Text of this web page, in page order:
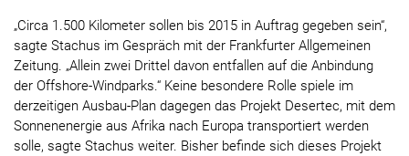
„Circa 1.500 Kilometer sollen bis 2015 in Auftrag gegeben sein“,
sagte Stachus im Gespräch mit der Frankfurter Allgemeinen
Zeitung. „Allein zwei Drittel davon entfallen auf die Anbindung
der Offshore-Windparks.“ Keine besondere Rolle spiele im
derzeitigen Ausbau-Plan dagegen das Projekt Desertec, mit dem
Sonnenenergie aus Afrika nach Europa transportiert werden
solle, sagte Stachus weiter. Bisher befinde sich dieses Projekt